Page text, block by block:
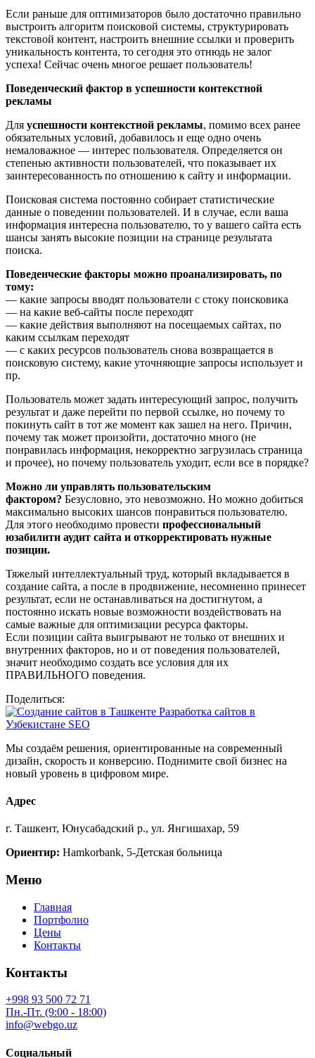
Если раньше для оптимизаторов было достаточно правильно
выстроить алгоритм поисковой системы, структурировать
текстовой контент, настроить внешние ссылки и проверить
уникальность контента, то сегодня это отнюдь не залог
успеха! Сейчас очень многое решает пользователь!
Поведенческий фактор в успешности контекстной
рекламы
Для успешности контекстной рекламы, помимо всех ранее
обязательных условий, добавилось и еще одно очень
немаловажное — интерес пользователя. Определяется он
степенью активности пользователей, что показывает их
заинтересованность по отношению к сайту и информации.
Поисковая система постоянно собирает статистические
данные о поведении пользователей. И в случае, если ваша
информация интересна пользователю, то у вашего сайта есть
шансы занять высокие позиции на странице результата
поиска.
Поведенческие факторы можно проанализировать, по
тому:
— какие запросы вводят пользователи с стоку поисковика
— на какие веб-сайты после переходят
— какие действия выполняют на посещаемых сайтах, по
каким ссылкам переходят
— с каких ресурсов пользователь снова возвращается в
поисковую систему, какие уточняющие запросы использует и
пр.
Пользователь может задать интересующий запрос, получить
результат и даже перейти по первой ссылке, но почему то
покинуть сайт в тот же момент как зашел на него. Причин,
почему так может произойти, достаточно много (не
понравилась информация, некорректно загрузилась страница
и прочее), но почему пользователь уходит, если все в порядке?
Можно ли управлять пользовательским
фактором? Безусловно, это невозможно. Но можно добиться
максимально высоких шансов понравиться пользователю.
Для этого необходимо провести профессиональный
юзабилити аудит сайта и откорректировать нужные
позиции.
Тяжелый интеллектуальный труд, который вкладывается в
создание сайта, а после в продвижение, несомненно принесет
результат, если не останавливаться на достигнутом, а
постоянно искать новые возможности воздействовать на
самые важные для оптимизации ресурса факторы.
Если позиции сайта выигрывают не только от внешних и
внутренних факторов, но и от поведения пользователей,
значит необходимо создать все условия для их
ПРАВИЛЬНОГО поведения.
Поделиться:
Мы создаём решения, ориентированные на современный
дизайн, скорость и конверсию. Поднимите свой бизнес на
новый уровень в цифровом мире.
Адрес
г. Ташкент, Юнусабадский р., ул. Янгишахар, 59
Ориентир: Hamkorbank, 5-Детская больница
Меню
Главная
Портфолио
Цены
Контакты
Контакты
+998 93 500 72 71
Пн.-Пт. (9:00 - 18:00)
info@webgo.uz
Социальный